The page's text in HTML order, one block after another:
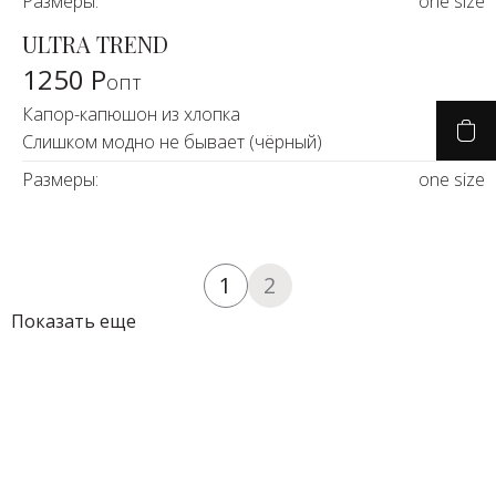
ULTRA TREND
1250 Ропт
Капор-капюшон из хлопка
Слишком модно не бывает (чёрный)
Размеры:
one size
1 2
Показать еще